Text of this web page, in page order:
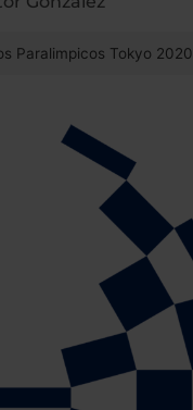
Paralimpicos Tokyo 2020.